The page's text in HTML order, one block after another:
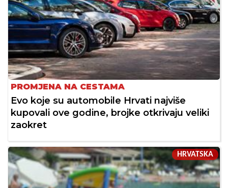
PROMJENA NA CESTAMA
Evo koje su automobile Hrvati najviše
kupovali ove godine, brojke otkrivaju veliki
zaokret
HRVATSKA